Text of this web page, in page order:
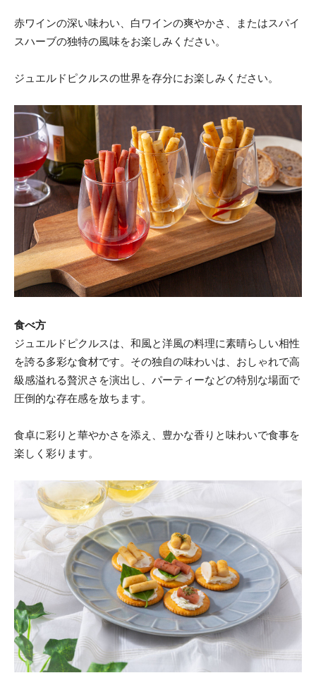
赤ワインの深い味わい、白ワインの爽やかさ、またはスパイ
スハーブの独特の風味をお楽しみください。
ジュエルドピクルスの世界を存分にお楽しみください。
食べ方
ジュエルドピクルスは、和風と洋風の料理に素晴らしい相性
を誇る多彩な食材です。その独自の味わいは、おしゃれで高
級感溢れる贅沢さを演出し、パーティーなどの特別な場面で
圧倒的な存在感を放ちます。
食卓に彩りと華やかさを添え、豊かな香りと味わいで食事を
楽しく彩ります。